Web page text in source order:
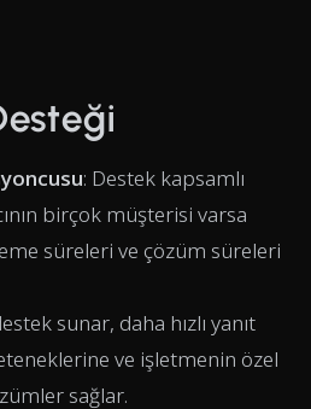
: Destek kapsamlı
birçok müşterisi varsa
süreleri ve çözüm süreleri
sunar, daha hızlı yanıt
ve işletmenin özel
sağlar.